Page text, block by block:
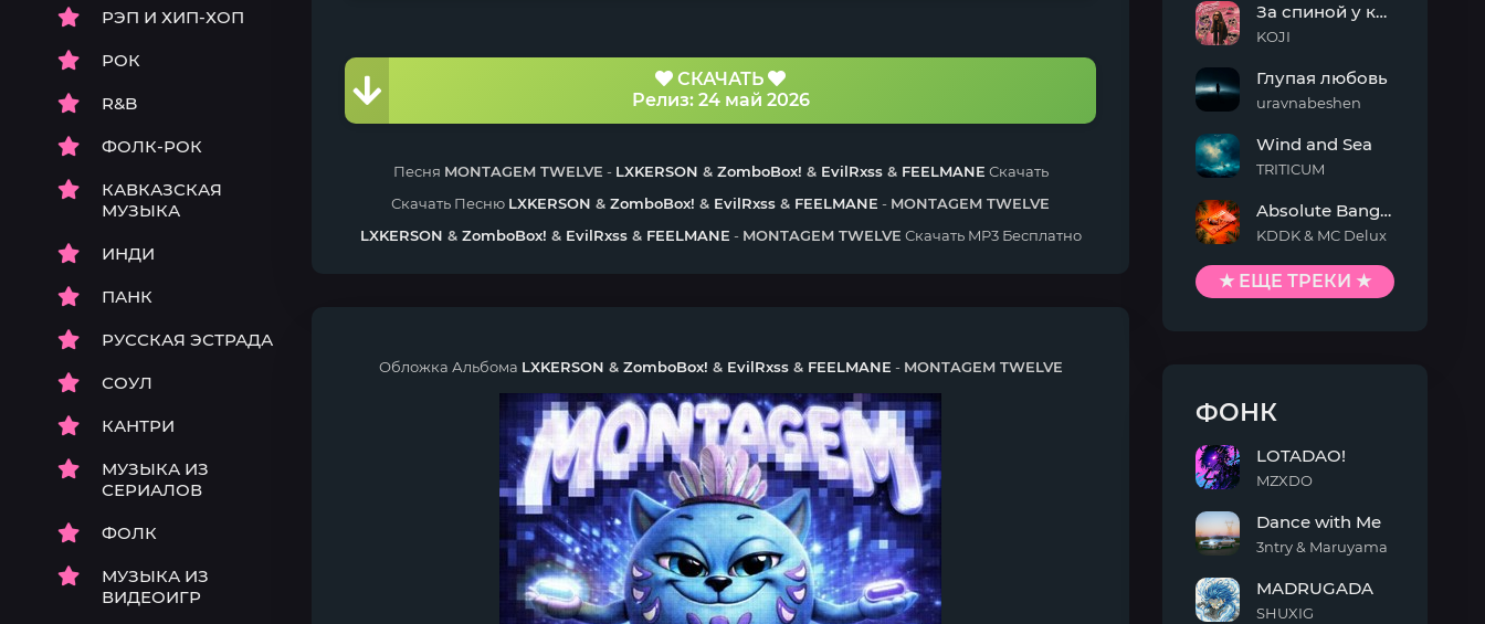
РЭП И ХИП-ХОП
РОК
R&B
ФОЛК-РОК
КАВКАЗСКАЯ
МУЗЫКА
ИНДИ
ПАНК
РУССКАЯ ЭСТРАДА
СОУЛ
КАНТРИ
МУЗЫКА ИЗ
СЕРИАЛОВ
ФОЛК
МУЗЫКА ИЗ
ВИДЕОИГР
СКАЧАТЬ
Релиз: 24 май 2026
Песня MONTAGEM TWELVE - LXKERSON & ZomboBox! & EvilRxss& FEELMANE Скачать
Скачать Песню LXKERSON & ZomboBox! & EvilRxss & FEELMANE - MONTAGEM TWELVE
LXKERSON & ZomboBox! & EvilRxss& FEELMANE - MONTAGEM TWELVE Скачать MP3 Бесплатно
Обложка Альбома LXKERSON & ZomboBox! & EvilRxss& FEELMANE - MONTAGEM TWELVE
спиной
у
За спиной у кисы
KOJI
любовь
Глупая любовь
uravnabeshen
and
Sea
Wind and Sea
TRITICUM
Banger
Absolute Banger
KDDK & MC Delux
★ ЕЩЕ ТРЕКИ ★
ФОНК
LOTADAO!
MZXDO
with
Me
Dance with Me
3ntry & Maruyama
MADRUGADA
SHUXIG